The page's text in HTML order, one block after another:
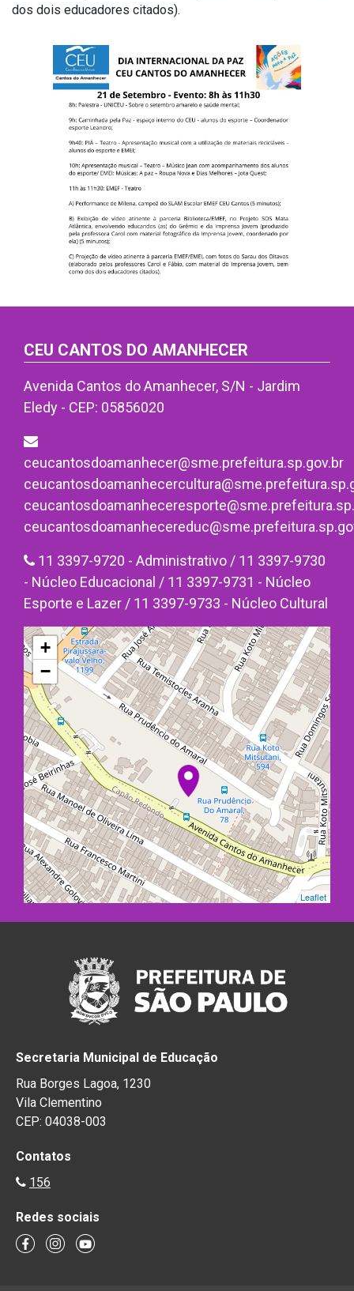
dos dois educadores citados).
CEU CANTOS DO AMANHECER
Avenida Cantos do Amanhecer, S/N - Jardim
Eledy - CEP: 05856020
ceucantosdoamanhecer@sme.prefeitura.sp.gov.br
11 3397-9720 - Administrativo / 11 3397-9730
- Núcleo Educacional / 11 3397-9731 - Núcleo
Esporte e Lazer / 11 3397-9733 - Núcleo Cultural
+
−
Leaflet
Secretaria Municipal de Educação
Rua Borges Lagoa, 1230
Vila Clementino
CEP: 04038-003
Contatos
156
Redes sociais